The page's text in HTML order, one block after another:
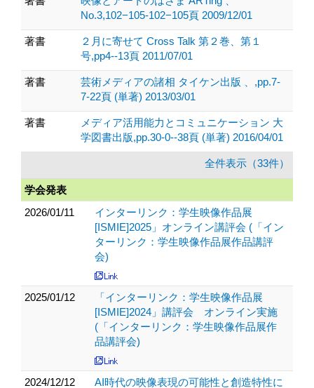
No.3,102−105-102−105頁 2009/12/01
著書
２月に寄せて Cross Talk 第２巻、第１
号,pp4--13頁 2011/07/01
著書
芸術メディアの諸相 タイケン出版 、,pp.7-
7-22頁 (単著) 2013/03/01
著書
メディア活用能力とコミュニケーション 大
学図書出版,pp.30-0--38頁 (単著) 2016/04/01
全件表示（33件）
学会発表
2026/01/11
インターリンク：学生映像作品展
[ISMIE]2025」オンライン講評会 (「イン
ターリンク：学生映像作品展作品講評
会)
2025/01/12
「インターリンク：学生映像作品展
[ISMIE]2024」講評会 オンライン実施
(「インターリンク：学生映像作品展作
品講評会)
2024/12/12
AI時代の映像表現の可能性と創造特性に